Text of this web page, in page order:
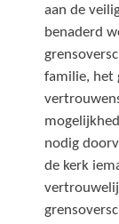
aan de
benaderd
familie, het
nodig
de kerk